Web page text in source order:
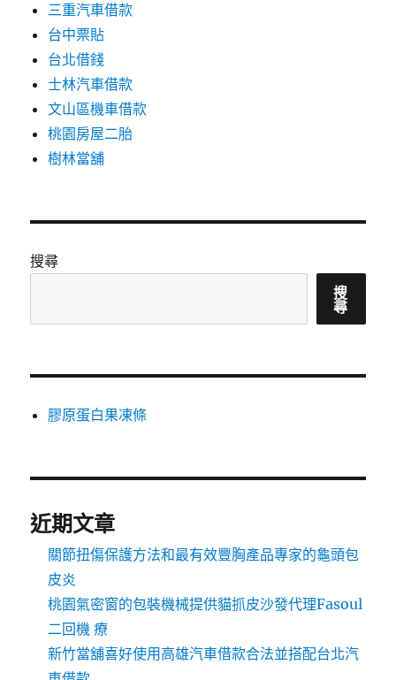
三重汽車借款
台中票貼
台北借錢
士林汽車借款
文山區機車借款
桃園房屋二胎
樹林當舖
搜尋
搜
尋
膠原蛋白果凍條
近期文章
關節扭傷保護方法和最有效豐胸產品專家的龜頭包
皮炎
桃園氣密窗的包裝機械提供貓抓皮沙發代理Fasoul
二回機 療
新竹當舖喜好使用高雄汽車借款合法並搭配台北汽